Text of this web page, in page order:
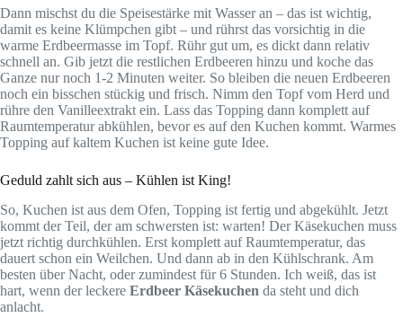
Dann mischst du die Speisestärke mit Wasser an – das ist wichtig,
damit es keine Klümpchen gibt – und rührst das vorsichtig in die
warme Erdbeermasse im Topf. Rühr gut um, es dickt dann relativ
schnell an. Gib jetzt die restlichen Erdbeeren hinzu und koche das
Ganze nur noch 1-2 Minuten weiter. So bleiben die neuen Erdbeeren
noch ein bisschen stückig und frisch. Nimm den Topf vom Herd und
rühre den Vanilleextrakt ein. Lass das Topping dann komplett auf
Raumtemperatur abkühlen, bevor es auf den Kuchen kommt. Warmes
Topping auf kaltem Kuchen ist keine gute Idee.
Geduld zahlt sich aus – Kühlen ist King!
So, Kuchen ist aus dem Ofen, Topping ist fertig und abgekühlt. Jetzt
kommt der Teil, der am schwersten ist: warten! Der Käsekuchen muss
jetzt richtig durchkühlen. Erst komplett auf Raumtemperatur, das
dauert schon ein Weilchen. Und dann ab in den Kühlschrank. Am
besten über Nacht, oder zumindest für 6 Stunden. Ich weiß, das ist
hart, wenn der leckere Erdbeer Käsekuchen da steht und dich
anlacht.